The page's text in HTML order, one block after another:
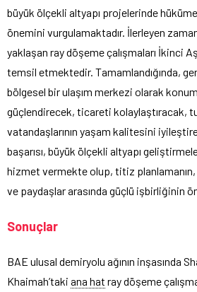
büyük ölçekli altyapı projelerinde
önemini vurgulamaktadır. İlerleyen
yaklaşan ray döşeme çalışmaları İkinci
temsil etmektedir. Tamamlandığında,
bölgesel bir ulaşım merkezi olarak
güçlendirecek, ticareti kolaylaştıracak,
vatandaşlarının yaşam kalitesini
başarısı, büyük ölçekli altyapı
hizmet vermekte olup, titiz
ve paydaşlar arasında güçlü işbirliğinin
Sonuçlar
BAE ulusal demiryolu ağının inşasında
Khaimah’taki ana hat ray döşeme